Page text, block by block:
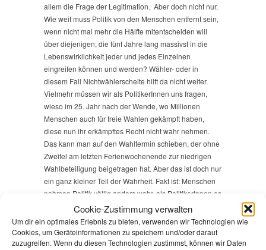
Cookie-Zustimmung verwalten
Um dir ein optimales Erlebnis zu bieten, verwenden wir Technologien wie
Cookies, um Geräteinformationen zu speichern und/oder darauf
zuzugreifen. Wenn du diesen Technologien zustimmst, können wir Daten
allem die Frage der Legitimation. Aber doch nicht nur.
Wie weit muss Politik von den Menschen entfernt sein,
wenn nicht mal mehr die Hälfte mitentscheiden will
über diejenigen, die fünf Jahre lang massivst in die
Lebenswirklichkeit jeder und jedes Einzelnen
eingreifen können und werden? Wähler- oder in
diesem Fall Nichtwählerschelte hilft da nicht weiter.
Vielmehr müssen wir als PolitikerInnen uns fragen,
wieso im 25. Jahr nach der Wende, wo Millionen
Menschen auch für freie Wahlen gekämpft haben,
diese nun ihr erkämpftes Recht nicht wahr nehmen.
Das kann man auf den Wahltermin schieben, der ohne
Zweifel am letzten Ferienwochenende zur niedrigen
Wahlbeteiligung beigetragen hat. Aber das ist doch nur
ein ganz kleiner Teil der Wahrheit. Fakt ist: Menschen
nehmen Politik völlig anders wahr, als PolitikerInnen es
sich wünschen. Lebenswirklichkeiten scheinen sich
beim überwiegenden Teil ohne politisches Interesse
auszubilden. Ich weiß nicht, was das perspektivisch für
unsere Gesellschaft heißt. Auf jeden Fall spricht es